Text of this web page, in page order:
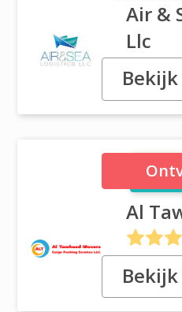
Air &
Llc
Dubai
Al
Al
uit1
, Deira,